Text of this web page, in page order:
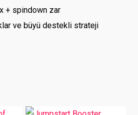
+ spindown zar
ve büyü destekli strateji